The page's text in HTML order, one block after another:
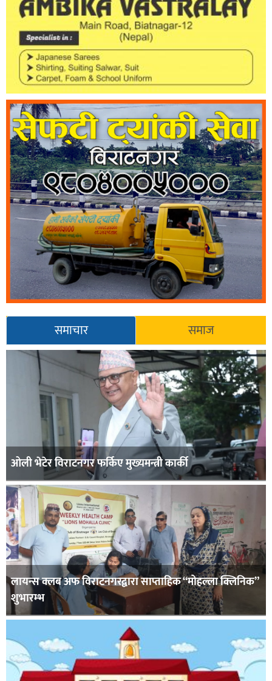
समाचार समाज
ओली भेटेर विराटनगर फर्किए मुख्यमन्त्री कार्की
लायन्स क्लब अफ विराटनगरद्वारा साप्ताहिक “मोहल्ला क्लिनिक”
शुभारम्भ